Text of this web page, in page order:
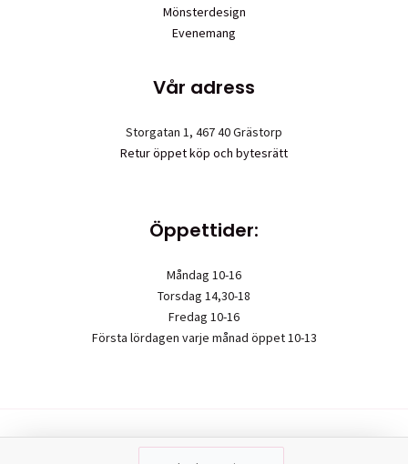
Mönsterdesign
Evenemang
Vår adress
Storgatan 1, 467 40 Grästorp
Retur öppet köp och bytesrätt
Öppettider:
Måndag 10-16
Torsdag 14,30-18
Fredag 10-16
Första lördagen varje månad öppet 10-13
Upphovsrätt © 2026 Garn & mera